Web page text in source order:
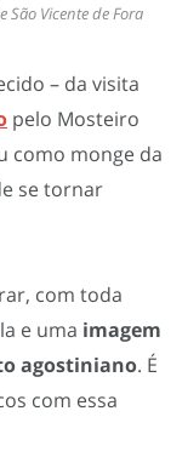
Vicente de Fora
– da visita
pelo Mosteiro
como monge da
se tornar
com toda
e uma imagem
agostiniano. É
com essa